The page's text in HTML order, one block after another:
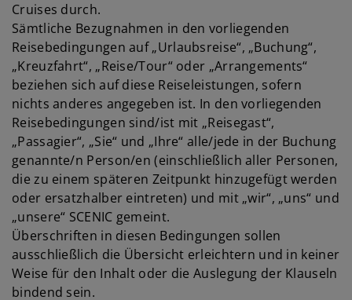
Cruises durch.
Sämtliche Bezugnahmen in den vorliegenden
Reisebedingungen auf „Urlaubsreise“, „Buchung“,
„Kreuzfahrt“, „Reise/Tour“ oder „Arrangements“
beziehen sich auf diese Reiseleistungen, sofern
nichts anderes angegeben ist. In den vorliegenden
Reisebedingungen sind/ist mit „Reisegast“,
„Passagier“, „Sie“ und „Ihre“ alle/jede in der Buchung
genannte/n Person/en (einschließlich aller Personen,
die zu einem späteren Zeitpunkt hinzugefügt werden
oder ersatzhalber eintreten) und mit „wir“, „uns“ und
„unsere“ SCENIC gemeint.
Überschriften in diesen Bedingungen sollen
ausschließlich die Übersicht erleichtern und in keiner
Weise für den Inhalt oder die Auslegung der Klauseln
bindend sein.